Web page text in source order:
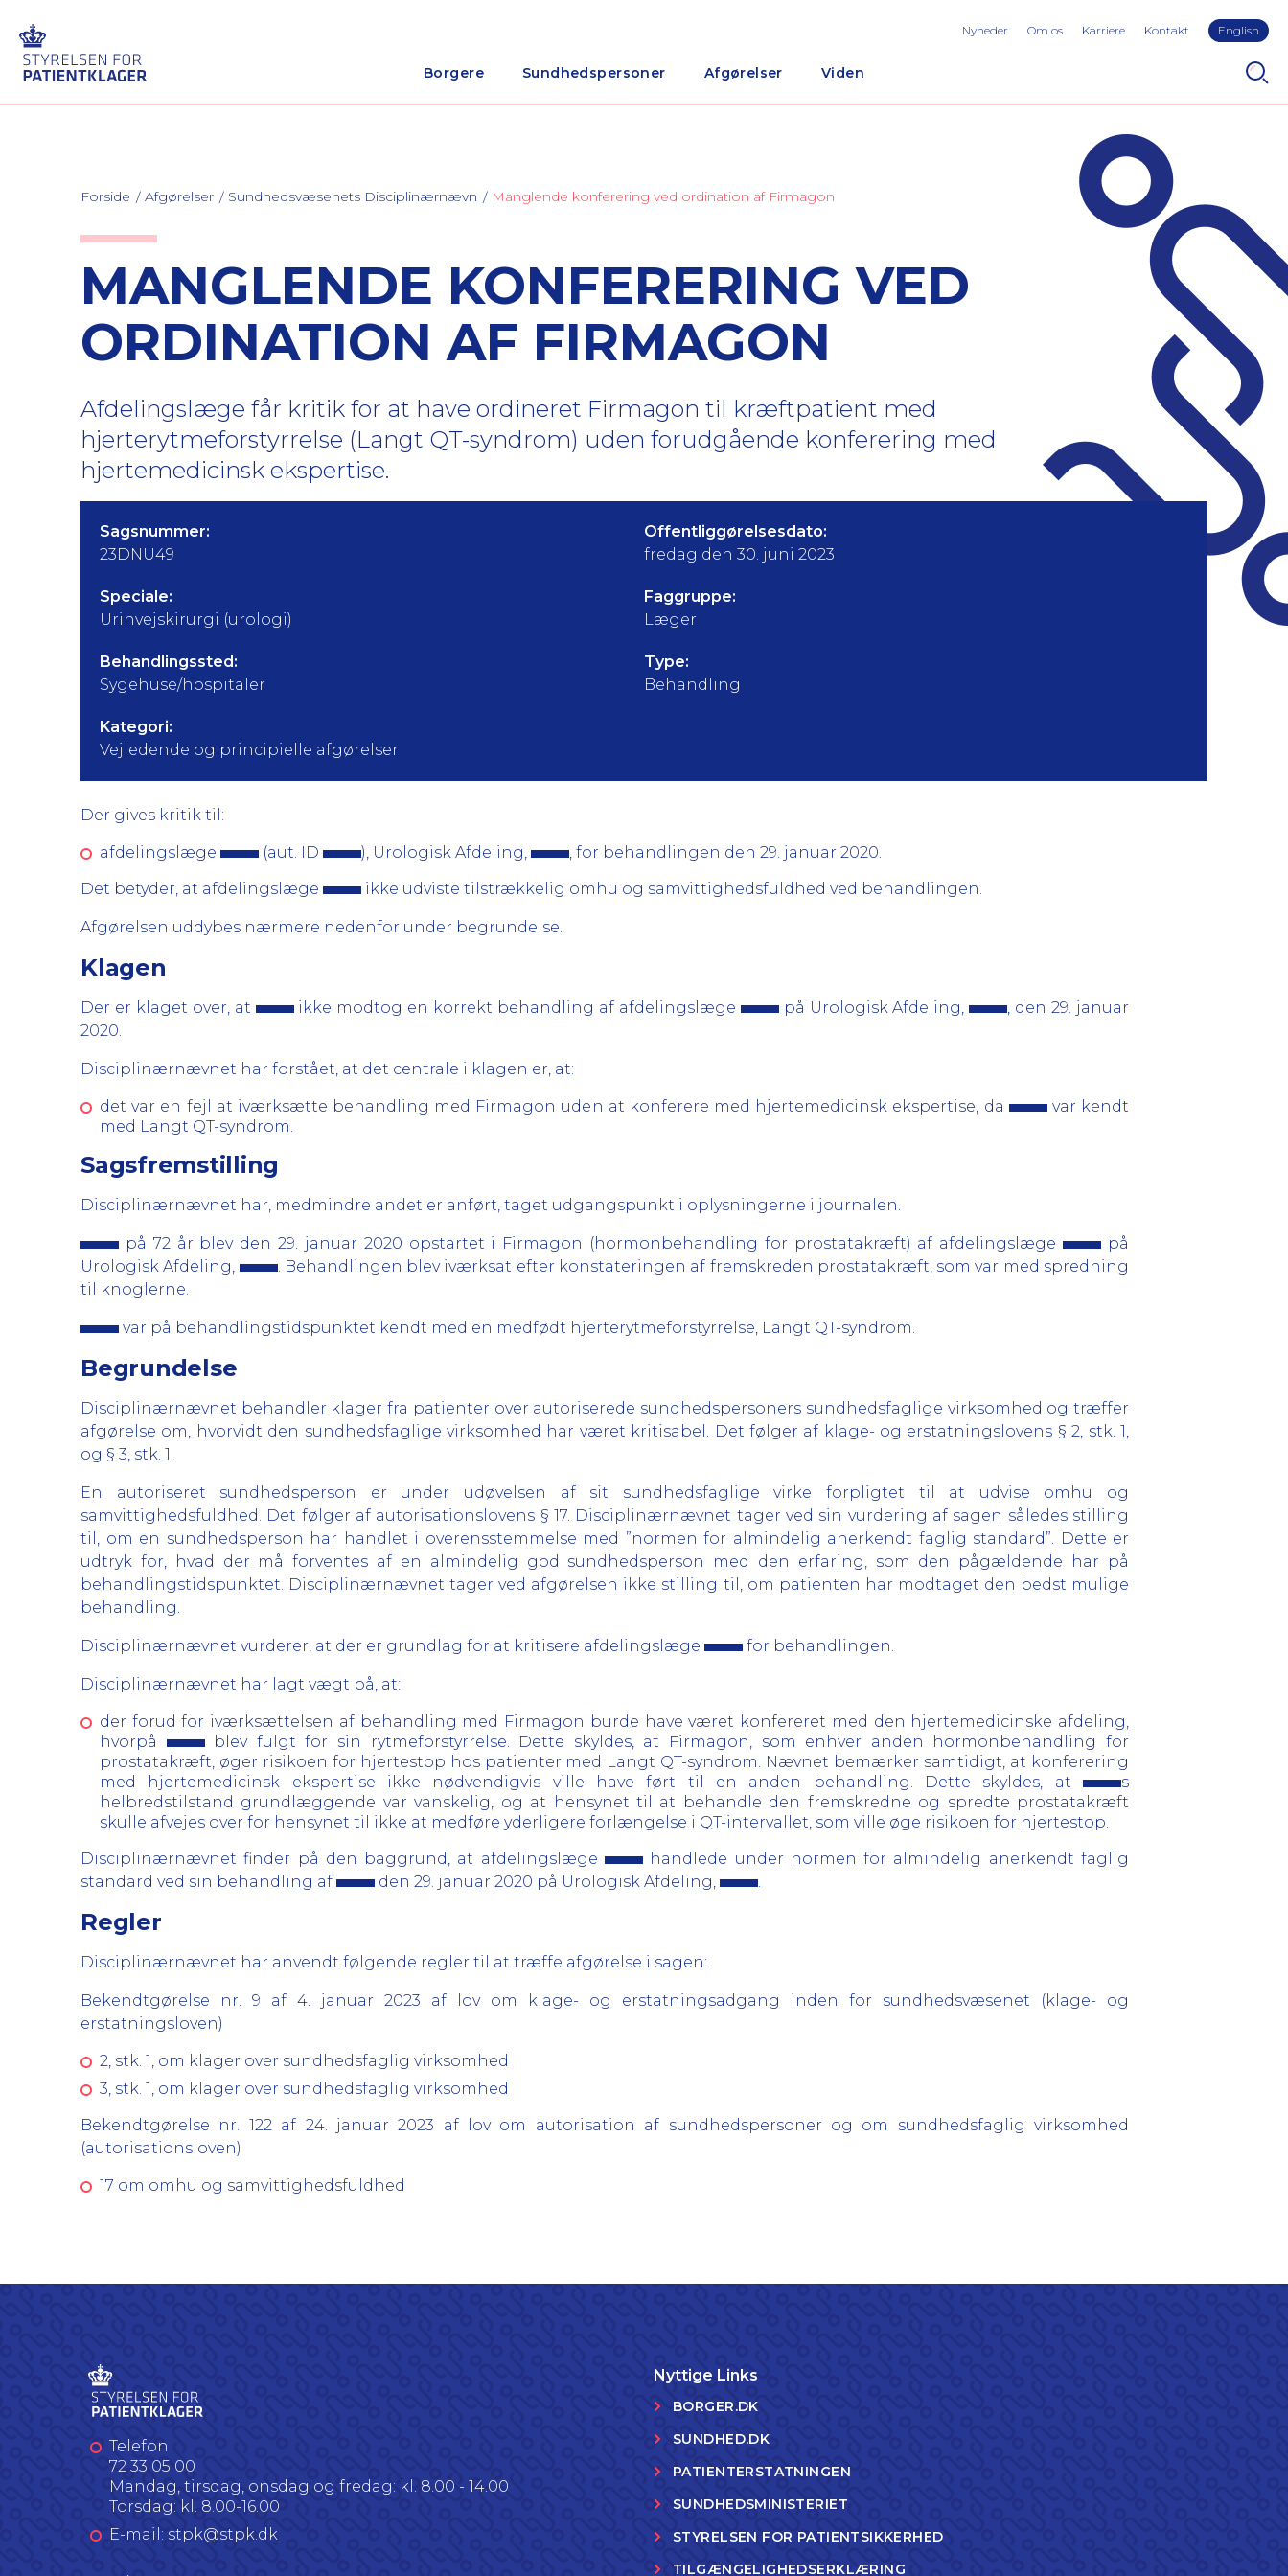
Borgere Sundhedspersoner Afgørelser Viden
Nyheder Om os Karriere Kontakt English
Forside Afgørelser Sundhedsvæsenets Disciplinærnævn Manglende konferering ved ordination af Firmagon
MANGLENDE KONFERERING VED
ORDINATION AF FIRMAGON
Afdelingslæge får kritik for at have ordineret Firmagon til kræftpatient med
hjerterytmeforstyrrelse (Langt QT-syndrom) uden forudgående konferering med
hjertemedicinsk ekspertise.
Sagsnummer:
23DNU49
Offentliggørelsesdato:
fredag den 30. juni 2023
Speciale:
Urinvejskirurgi (urologi)
Faggruppe:
Læger
Behandlingssted:
Sygehuse/hospitaler
Type:
Behandling
Kategori:
Vejledende og principielle afgørelser
Der gives kritik til:
afdelingslæge (aut. ID ), Urologisk Afdeling,
, for behandlingen den 29. januar 2020.
Det betyder, at afdelingslæge
ikke udviste tilstrækkelig omhu og samvittighedsfuldhed ved behandlingen.
Afgørelsen uddybes nærmere nedenfor under begrundelse.
Klagen
Der er klaget over, at ikke modtog en korrekt behandling af afdelingslæge på Urologisk Afdeling,
, den 29. januar
2020.
Disciplinærnævnet har forstået, at det centrale i klagen er, at:
det var en fejl at iværksætte behandling med Firmagon uden at konferere med hjertemedicinsk ekspertise, da
var kendt
med Langt QT-syndrom.
Sagsfremstilling
Disciplinærnævnet har, medmindre andet er anført, taget udgangspunkt i oplysningerne i journalen.
på 72 år blev den 29. januar 2020 opstartet i Firmagon (hormonbehandling for prostatakræft) af afdelingslæge
på
Urologisk Afdeling,
. Behandlingen blev iværksat efter konstateringen af fremskreden prostatakræft, som var med spredning
til knoglerne.
var på behandlingstidspunktet kendt med en medfødt hjerterytmeforstyrrelse, Langt QT-syndrom.
Begrundelse
Disciplinærnævnet behandler klager fra patienter over autoriserede sundhedspersoners sundhedsfaglige virksomhed og træffer
afgørelse om, hvorvidt den sundhedsfaglige virksomhed har været kritisabel. Det følger af klage- og erstatningslovens § 2, stk. 1,
og § 3, stk. 1.
En autoriseret sundhedsperson er under udøvelsen af sit sundhedsfaglige virke forpligtet til at udvise omhu og
samvittighedsfuldhed. Det følger af autorisationslovens § 17. Disciplinærnævnet tager ved sin vurdering af sagen således stilling
til, om en sundhedsperson har handlet i overensstemmelse med ”normen for almindelig anerkendt faglig standard”. Dette er
udtryk for, hvad der må forventes af en almindelig god sundhedsperson med den erfaring, som den pågældende har på
behandlingstidspunktet. Disciplinærnævnet tager ved afgørelsen ikke stilling til, om patienten har modtaget den bedst mulige
behandling.
Disciplinærnævnet vurderer, at der er grundlag for at kritisere afdelingslæge for behandlingen.
Disciplinærnævnet har lagt vægt på, at:
der forud for iværksættelsen af behandling med Firmagon burde have været konfereret med den hjertemedicinske afdeling,
hvorpå
blev fulgt for sin rytmeforstyrrelse. Dette skyldes, at Firmagon, som enhver anden hormonbehandling for
prostatakræft, øger risikoen for hjertestop hos patienter med Langt QT-syndrom. Nævnet bemærker samtidigt, at konferering
med hjertemedicinsk ekspertise ikke nødvendigvis ville have ført til en anden behandling. Dette skyldes, at
s
helbredstilstand grundlæggende var vanskelig, og at hensynet til at behandle den fremskredne og spredte prostatakræft
skulle afvejes over for hensynet til ikke at medføre yderligere forlængelse i QT-intervallet, som ville øge risikoen for hjertestop.
Disciplinærnævnet finder på den baggrund, at afdelingslæge
handlede under normen for almindelig anerkendt faglig
standard ved sin behandling af
den 29. januar 2020 på Urologisk Afdeling, .
Regler
Disciplinærnævnet har anvendt følgende regler til at træffe afgørelse i sagen:
Bekendtgørelse nr. 9 af 4. januar 2023 af lov om klage- og erstatningsadgang inden for sundhedsvæsenet (klage- og
erstatningsloven)
2, stk. 1, om klager over sundhedsfaglig virksomhed
3, stk. 1, om klager over sundhedsfaglig virksomhed
Bekendtgørelse nr. 122 af 24. januar 2023 af lov om autorisation af sundhedspersoner og om sundhedsfaglig virksomhed
(autorisationsloven)
17 om omhu og samvittighedsfuldhed
Telefon
72 33 05 00
Mandag, tirsdag, onsdag og fredag: kl. 8.00 - 14.00
Torsdag: kl. 8.00-16.00
E-mail: stpk@stpk.dk
Nyttige Links
BORGER.DK
SUNDHED.DK
PATIENTERSTATNINGEN
SUNDHEDSMINISTERIET
STYRELSEN FOR PATIENTSIKKERHED
TILGÆNGELIGHEDSERKLÆRING